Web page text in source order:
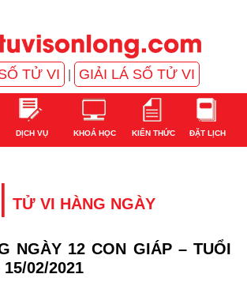
TỬ VI GIẢI LÁ SỐ TỬ VI
DỊCH VỤ KHOÁ HỌC KIẾN THỨC ĐẶT LỊCH
| TỬ VI HÀNG NGÀY
NGÀY 12 CON GIÁP – TUỔI
02/2021